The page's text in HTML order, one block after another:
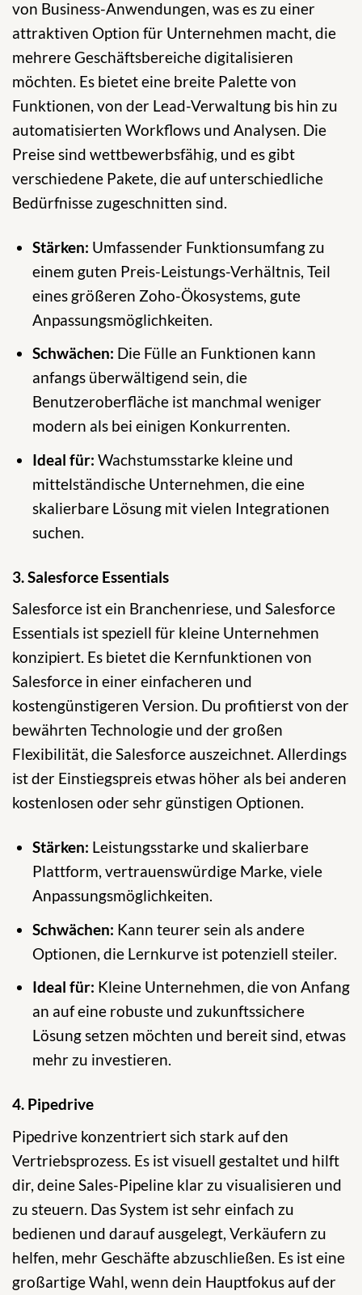
von Business-Anwendungen, was es zu einer
attraktiven Option für Unternehmen macht, die
mehrere Geschäftsbereiche digitalisieren
möchten. Es bietet eine breite Palette von
Funktionen, von der Lead-Verwaltung bis hin zu
automatisierten Workflows und Analysen. Die
Preise sind wettbewerbsfähig, und es gibt
verschiedene Pakete, die auf unterschiedliche
Bedürfnisse zugeschnitten sind.
Stärken: Umfassender Funktionsumfang zu
einem guten Preis-Leistungs-Verhältnis, Teil
eines größeren Zoho-Ökosystems, gute
Anpassungsmöglichkeiten.
Schwächen: Die Fülle an Funktionen kann
anfangs überwältigend sein, die
Benutzeroberfläche ist manchmal weniger
modern als bei einigen Konkurrenten.
Ideal für: Wachstumsstarke kleine und
mittelständische Unternehmen, die eine
skalierbare Lösung mit vielen Integrationen
suchen.
3. Salesforce Essentials
Salesforce ist ein Branchenriese, und Salesforce
Essentials ist speziell für kleine Unternehmen
konzipiert. Es bietet die Kernfunktionen von
Salesforce in einer einfacheren und
kostengünstigeren Version. Du profitierst von der
bewährten Technologie und der großen
Flexibilität, die Salesforce auszeichnet. Allerdings
ist der Einstiegspreis etwas höher als bei anderen
kostenlosen oder sehr günstigen Optionen.
Stärken: Leistungsstarke und skalierbare
Plattform, vertrauenswürdige Marke, viele
Anpassungsmöglichkeiten.
Schwächen: Kann teurer sein als andere
Optionen, die Lernkurve ist potenziell steiler.
Ideal für: Kleine Unternehmen, die von Anfang
an auf eine robuste und zukunftssichere
Lösung setzen möchten und bereit sind, etwas
mehr zu investieren.
4. Pipedrive
Pipedrive konzentriert sich stark auf den
Vertriebsprozess. Es ist visuell gestaltet und hilft
dir, deine Sales-Pipeline klar zu visualisieren und
zu steuern. Das System ist sehr einfach zu
bedienen und darauf ausgelegt, Verkäufern zu
helfen, mehr Geschäfte abzuschließen. Es ist eine
großartige Wahl, wenn dein Hauptfokus auf der